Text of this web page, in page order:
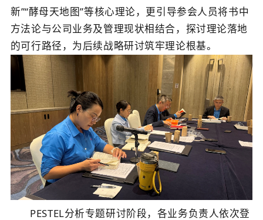
新”“酵母天地图”等核心理论，更引导参会人员将书中
方法论与公司业务及管理现状相结合，探讨理论落地
的可行路径，为后续战略研讨筑牢理论根基。
PESTEL分析专题研讨阶段，各业务负责人依次登